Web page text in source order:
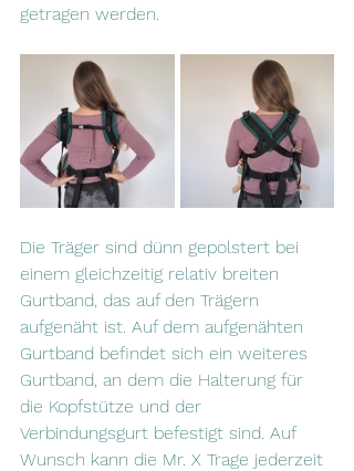
getragen werden.
Die Träger sind dünn gepolstert bei
einem gleichzeitig relativ breiten
Gurtband, das auf den Trägern
aufgenäht ist. Auf dem aufgenähten
Gurtband befindet sich ein weiteres
Gurtband, an dem die Halterung für
die Kopfstütze und der
Verbindungsgurt befestigt sind. Auf
Wunsch kann die Mr. X Trage jederzeit